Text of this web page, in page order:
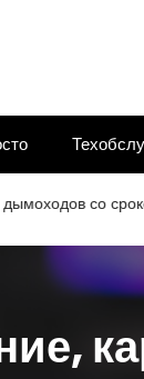
со сроком